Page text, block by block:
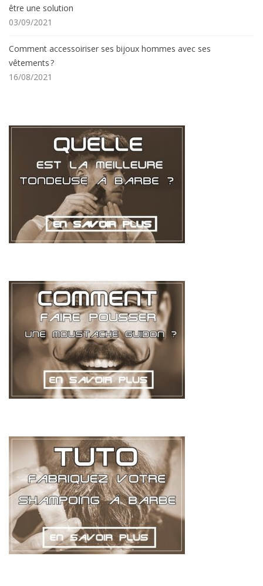
être une solution
03/09/2021
Comment accessoiriser ses bijoux hommes avec ses
vêtements ?
16/08/2021